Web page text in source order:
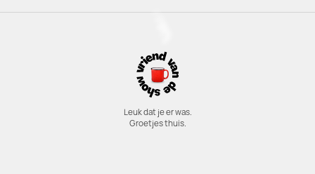
Leuk dat je er was.
Groetjes thuis.